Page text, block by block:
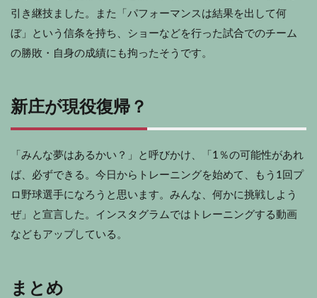
引き継技ました。また「パフォーマンスは結果を出して何
ぼ」という信条を持ち、ショーなどを行った試合でのチーム
の勝敗・自身の成績にも拘ったそうです。
新庄が現役復帰？
「みんな夢はあるかい？」と呼びかけ、「1％の可能性があれ
ば、必ずできる。今日からトレーニングを始めて、もう1回プ
ロ野球選手になろうと思います。みんな、何かに挑戦しよう
ぜ」と宣言した。インスタグラムではトレーニングする動画
などもアップしている。
まとめ